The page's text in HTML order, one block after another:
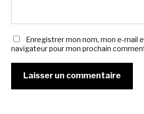
Enregistrer mon nom, mon e-mail
navigateur pour mon prochain